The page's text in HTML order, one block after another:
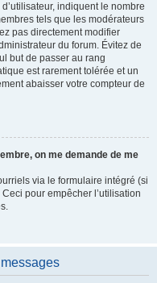
indiquent le nombre
tels que les modérateurs
pas directement modifier
du forum. Évitez de
but de passer au rang
est rarement tolérée et un
abaisser votre compteur de
on me demande de me
via le formulaire intégré (si
pour empêcher l’utilisation